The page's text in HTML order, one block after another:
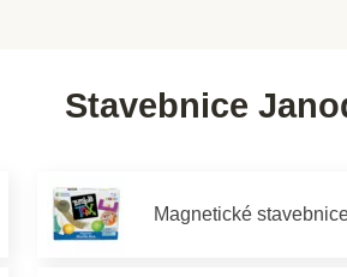
Stavebnice
Magnetické